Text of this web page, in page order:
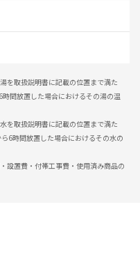
取扱説明書に記載の位置まで満た
間放置した場合におけるその湯の温
取扱説明書に記載の位置まで満た
時間放置した場合におけるその水の
設置費・付帯工事費・使用済み商品の